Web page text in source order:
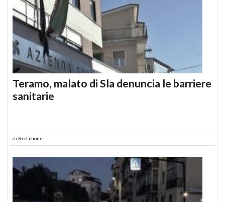
Teramo, malato di Sla denuncia le barriere
sanitarie
di Redazione